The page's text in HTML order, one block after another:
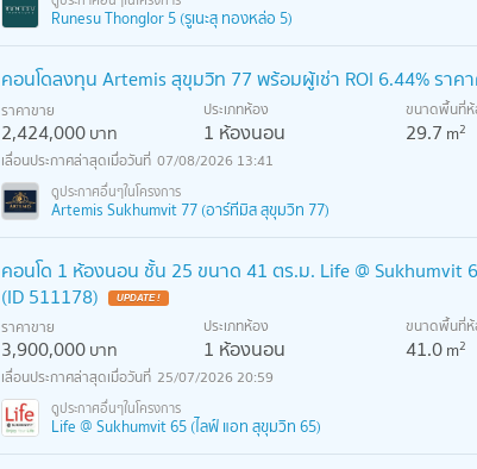
Runesu Thonglor 5 (รูเนะสุ ทองหล่อ 5)
คอนโดลงทุน Artemis สุขุมวิท 77 พร้อมผู้เช่า ROI 6.44% ราค
ราคาขาย
2,424,000บาท
ประเภทห้อง
1 ห้องนอน
ขนาดพื้นที่ห้
29.7 m2
07/08/2026 13:41
Artemis Sukhumvit 77 (อาร์ทีมิส สุขุมวิท 77)
คอนโด 1 ห้องนอน ชั้น 25 ขนาด 41 ตร.ม. Life @ Sukhumvit
(ID 511178)
ราคาขาย
3,900,000บาท
ประเภทห้อง
1 ห้องนอน
ขนาดพื้นที่ห้
41.0m2
25/07/2026 20:59
Life @ Sukhumvit 65 (ไลฟ์ แอท สุขุมวิท 65)